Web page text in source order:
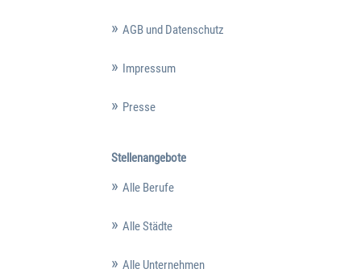
AGB und Datenschutz
Impressum
Presse
Stellenangebote
Alle Berufe
Alle Städte
Alle Unternehmen